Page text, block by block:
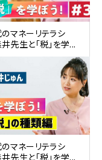
マネーリテラシ
先生と「税」を学...
マネーリテラシ
先生と「税」を学...